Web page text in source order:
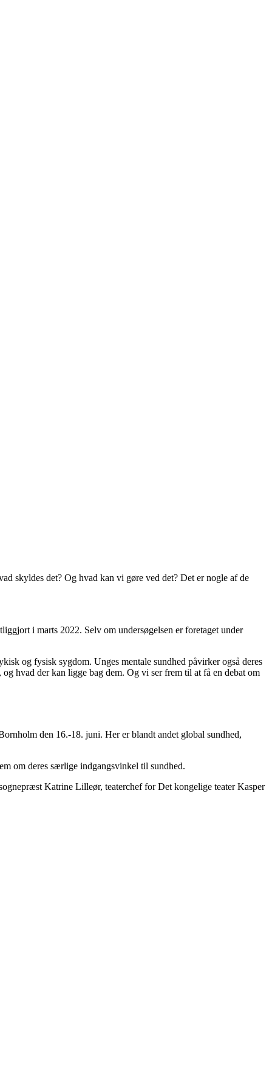
skyldes det? Og hvad kan vi gøre ved det? Det er nogle af de
i marts 2022. Selv om undersøgelsen er foretaget under
og fysisk sygdom. Unges mentale sundhed påvirker også deres
hvad der kan ligge bag dem. Og vi ser frem til at få en debat om
den 16.-18. juni. Her er blandt andet global sundhed,
om deres særlige indgangsvinkel til sundhed.
Katrine Lilleør, teaterchef for Det kongelige teater Kasper